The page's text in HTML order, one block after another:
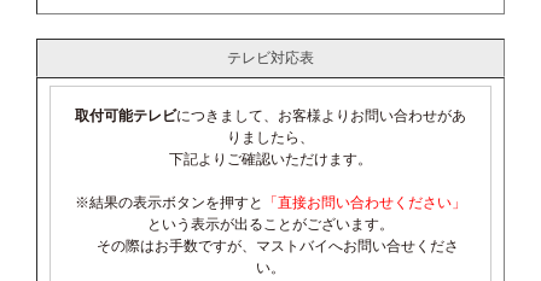
テレビ対応表
取付可能テレビにつきまして、お客様よりお問い合わせがあ
りましたら、
下記よりご確認いただけます。
※結果の表示ボタンを押すと
「直接お問い合わせください」
という表示が出ることがございます。
その際はお手数ですが、マストバイへお問い合せくださ
い。